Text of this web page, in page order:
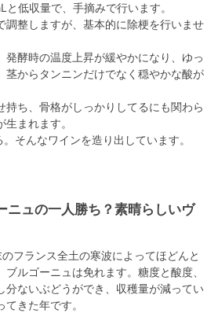
低収量で、手摘みで行います。
調整しますが、基本的に除梗を行いませ
発酵時の温度上昇が緩やかになり、ゆっ
茎からタンニンだけでなく穏やかな酸が
持ち、骨格がしっかりしてるにも関わら
まれます。
そんなワインを造り出しています。
ニュの一人勝ち？素晴らしいヴ
フランス全土の寒波によってほどんと
ルゴーニュは免れます。糖度と酸度、
分ないぶどうができ、収穫量が減ってい
きた年です。